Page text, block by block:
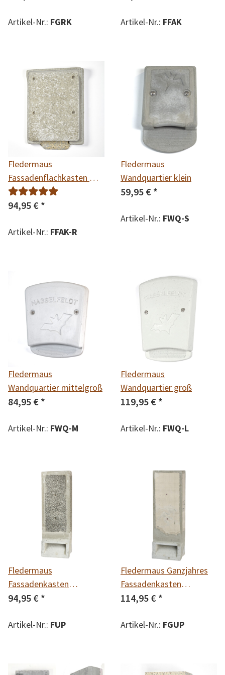
Artikel-Nr.: FGRK Artikel-Nr.: FFAK
Fledermaus
Fassadenflachkasten mit
Rückwand
94,95 € *
Artikel-Nr.: FFAK-R
Fledermaus
Wandquartier klein
59,95 € *
Artikel-Nr.: FWQ-S
Fledermaus
Wandquartier mittelgroß
84,95 € *
Artikel-Nr.: FWQ-M
Fledermaus
Wandquartier groß
119,95 € *
Artikel-Nr.: FWQ-L
Fledermaus
Fassadenkasten
Unterputz mit Blende
94,95 € *
Artikel-Nr.: FUP
Fledermaus Ganzjahres
Fassadenkasten
Unterputz mit Blende
114,95 € *
Artikel-Nr.: FGUP